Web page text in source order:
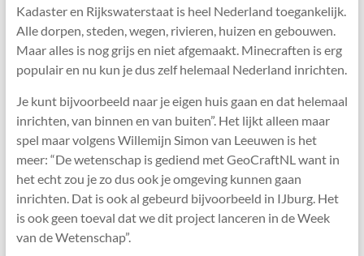
Kadaster en Rijkswaterstaat is heel Nederland toegankelijk.
Alle dorpen, steden, wegen, rivieren, huizen en gebouwen.
Maar alles is nog grijs en niet afgemaakt. Minecraften is erg
populair en nu kun je dus zelf helemaal Nederland inrichten.
Je kunt bijvoorbeeld naar je eigen huis gaan en dat helemaal
inrichten, van binnen en van buiten”. Het lijkt alleen maar
spel maar volgens Willemijn Simon van Leeuwen is het
meer: “De wetenschap is gediend met GeoCraftNL want in
het echt zou je zo dus ook je omgeving kunnen gaan
inrichten. Dat is ook al gebeurd bijvoorbeeld in IJburg. Het
is ook geen toeval dat we dit project lanceren in de Week
van de Wetenschap”.